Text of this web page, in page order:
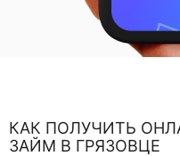
КАК ПОЛУЧИТЬ
ЗАЙМ В ГРЯЗОВЦЕ